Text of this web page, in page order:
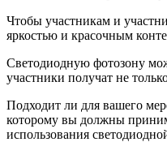
Чтобы участникам и
яркостью и красочным
Светодиодную фотозону
участники получат не
Подходит ли для вашего
которому вы должны
использования